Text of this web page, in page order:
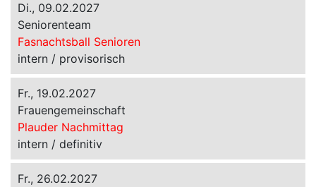
Di., 09.02.2027
Seniorenteam
Fasnachtsball Senioren
intern / provisorisch
Fr., 19.02.2027
Frauengemeinschaft
Plauder Nachmittag
intern / definitiv
Fr., 26.02.2027